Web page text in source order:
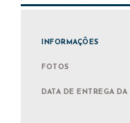
INFORMAÇÕES
FOTOS
DATA DE ENTREGA DA